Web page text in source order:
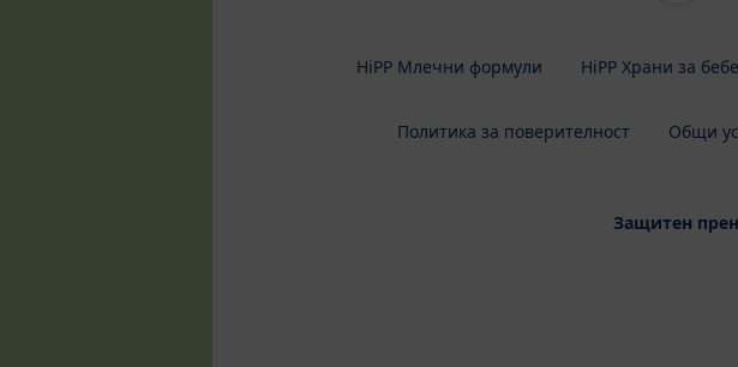
HiPP Млечни формули HiPP Храни за
Политика за поверителност Общи
Защитен